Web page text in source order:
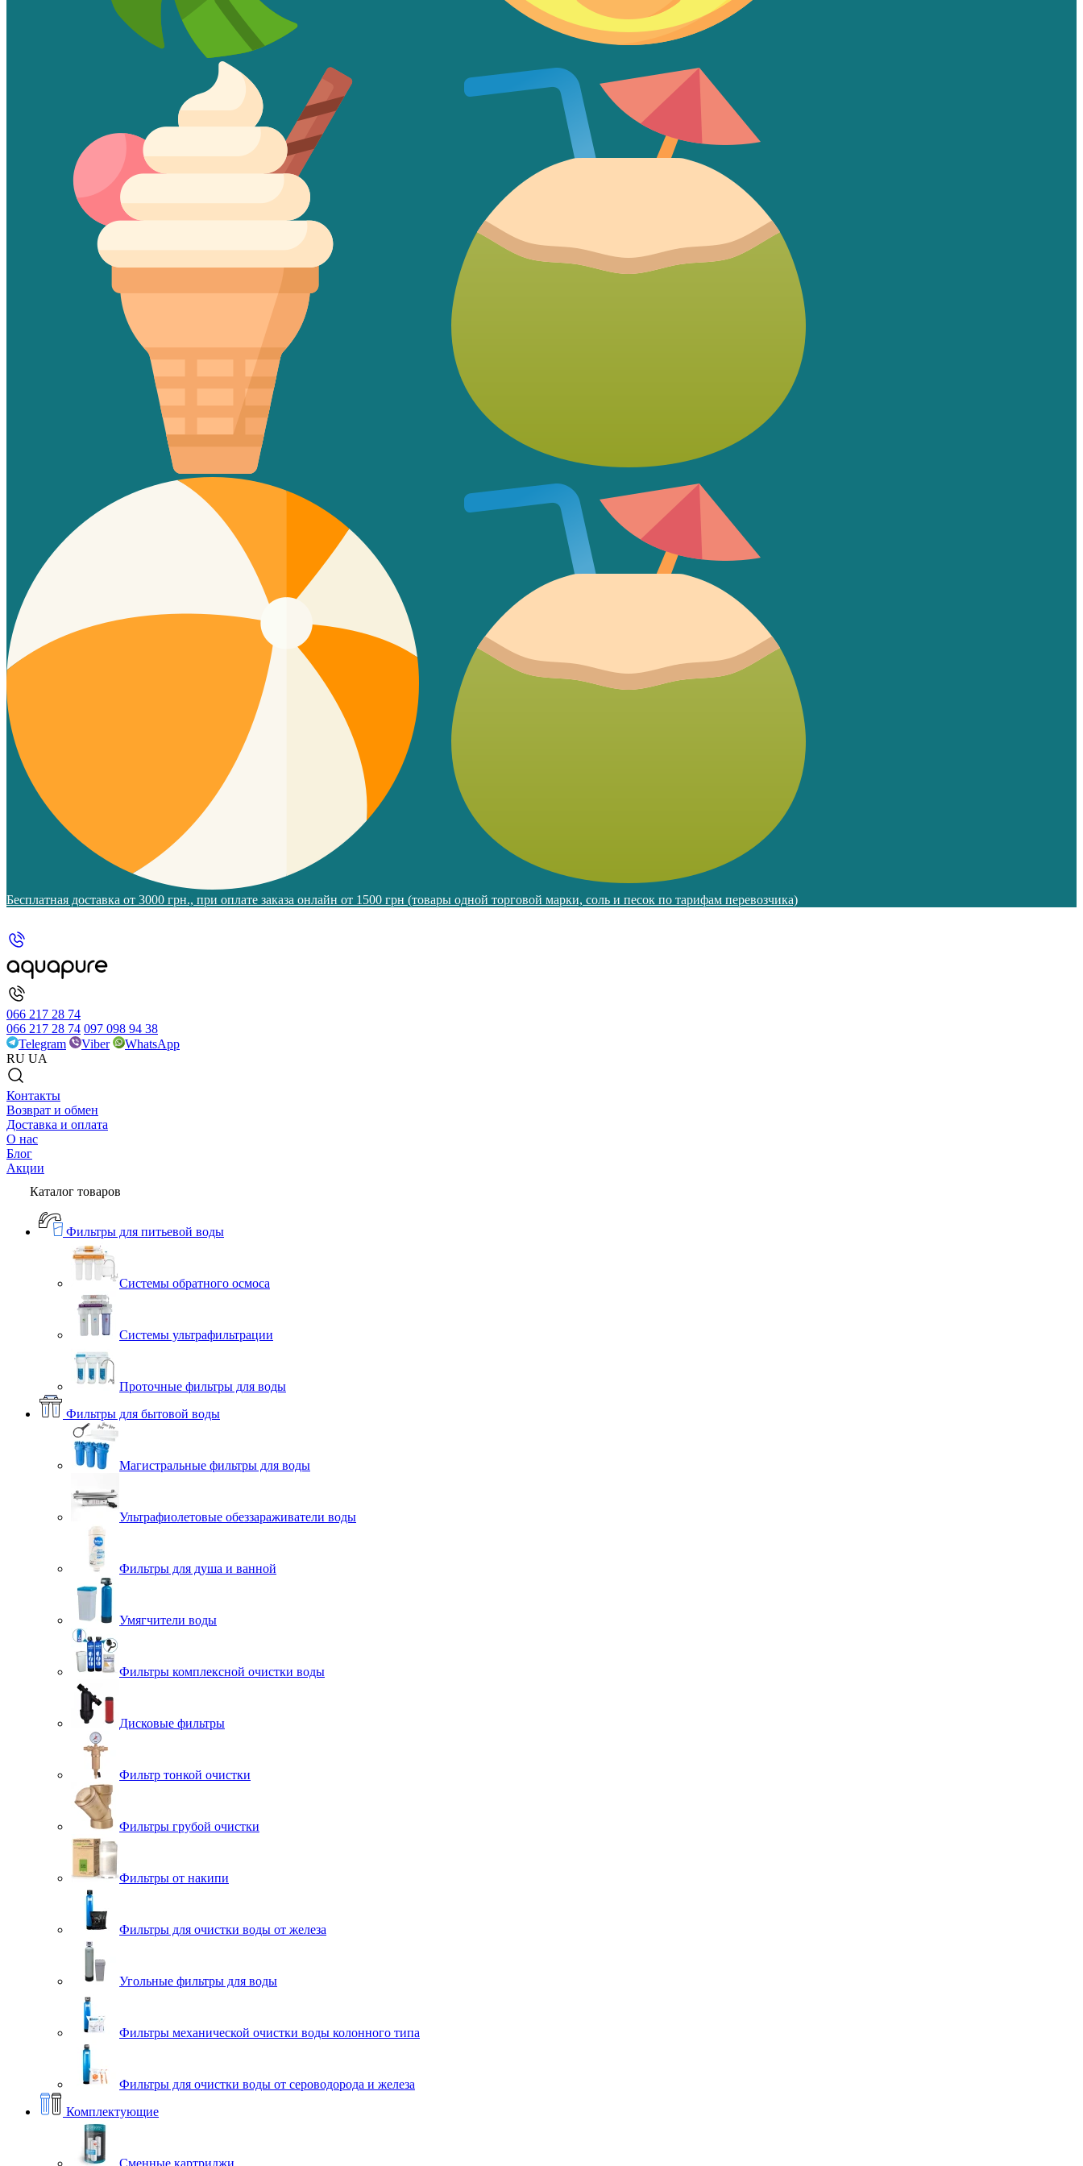
Бесплатная доставка от 3000 грн., при оплате заказа онлайн от 1500 грн (товары одной торговой марки, соль и песок по тарифам перевозчика)
066 217 28 74
066 217 28 74 097 098 94 38
Telegram
Viber
WhatsApp
RU UA
Контакты
Возврат и обмен
Доставка и оплата
О нас
Блог
Акции
Каталог товаров
Фильтры для питьевой воды
Системы обратного осмоса
Системы ультрафильтрации
Проточные фильтры для воды
Фильтры для бытовой воды
Магистральные фильтры для воды
Ультрафиолетовые обеззараживатели воды
Фильтры для душа и ванной
Умягчители воды
Фильтры комплексной очистки воды
Дисковые фильтры
Фильтр тонкой очистки
Фильтры грубой очистки
Фильтры от накипи
Фильтры для очистки воды от железа
Угольные фильтры для воды
Фильтры механической очистки воды колонного типа
Фильтры для очистки воды от сероводорода и железа
Комплектующие
Сменные картриджи